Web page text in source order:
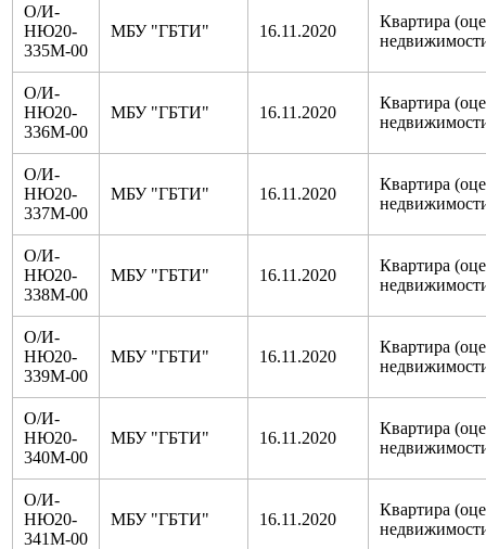
О/И-
НЮ20-
335М-00
МБУ "ГБТИ" 16.11.2020
Квартира
О/И-
НЮ20-
336М-00
МБУ "ГБТИ" 16.11.2020
Квартира
О/И-
НЮ20-
337М-00
МБУ "ГБТИ" 16.11.2020
Квартира
О/И-
НЮ20-
338М-00
МБУ "ГБТИ" 16.11.2020
Квартира
О/И-
НЮ20-
339М-00
МБУ "ГБТИ" 16.11.2020
Квартира
О/И-
НЮ20-
340М-00
МБУ "ГБТИ" 16.11.2020
Квартира
О/И-
НЮ20-
341М-00
МБУ "ГБТИ" 16.11.2020
Квартира